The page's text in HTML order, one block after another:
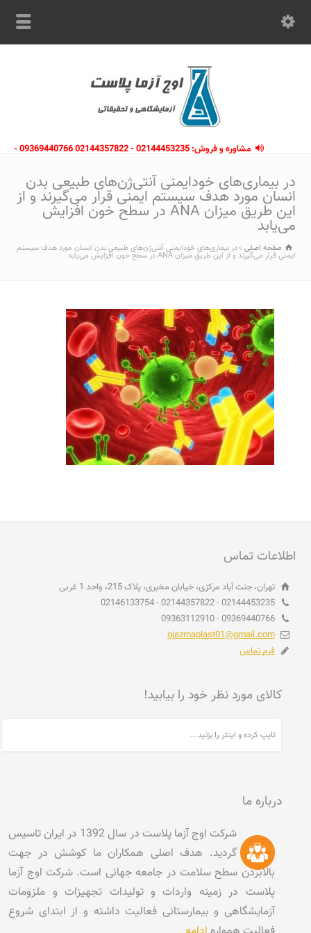
مشاوره و فروش: 02144453235 - 02144357822 09369440766 -
در بیماری‌های خودایمنی آنتی‌ژن‌های طبیعی بدن
انسان مورد هدف سیستم ایمنی قرار می‌گیرند و از
این طریق میزان ANA در سطح خون افزایش
می‌یابد
صفحه اصلی در بیماری‌های خودایمنی آنتی‌ژن‌های طبیعی بدن انسان مورد هدف سیستم
ایمنی قرار می‌گیرند و از این طریق میزان ANA در سطح خون افزایش می‌یابد
اطلاعات تماس
تهران، جنت آباد مرکزی، خیابان مخبری، پلاک 215، واحد 1 غربی
02144453235 - 02144357822 - 02146133754
09369440766 - 09363112910
ojazmaplast01@gmail.com
فرم تماس
کالای مورد نظر خود را بیابید!
درباره ما
شرکت اوج آزما پلاست در سال 1392 در ایران تاسیس
گردید. هدف اصلی همکاران ما کوشش در جهت
بالابردن سطح سلامت در جامعه جهانی است. شرکت اوج آزما
پلاست در زمینه واردات و تولیدات تجهیزات و ملزومات
آزمایشگاهی و بیمارستانی فعالیت داشته و از ابتدای شروع